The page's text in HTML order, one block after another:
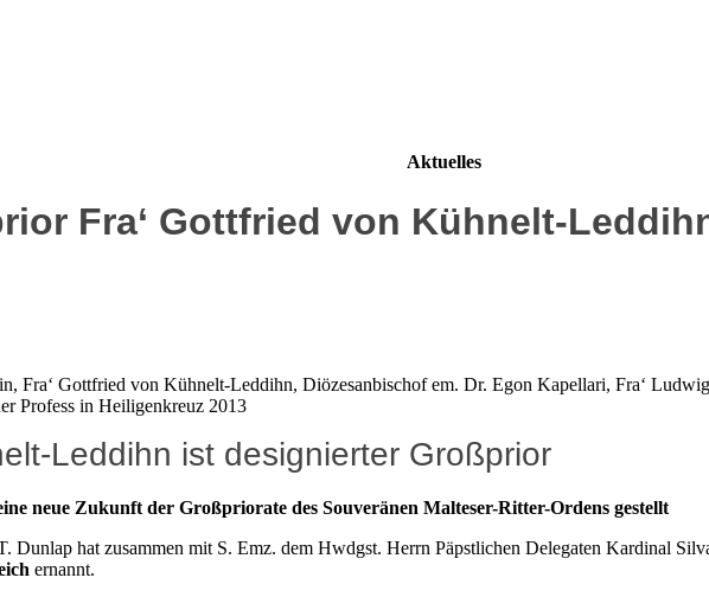
Aktuelles
Fra‘ Gottfried von Kühnelt-
Fra‘ Gottfried von Kühnelt-Leddihn, Diözesanbischof em. Dr. Egon Kapellari, Fra‘
Profess in Heiligenkreuz 2013
Leddihn ist designierter Großprior
neue Zukunft der Großpriorate des Souveränen Malteser-Ritter-Ordens gestellt
Dunlap hat zusammen mit S. Emz. dem Hwdgst. Herrn Päpstlichen Delegaten Kardinal
ernannt.